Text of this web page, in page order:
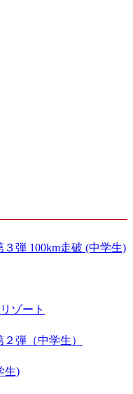
弾 100km走破 (中学生)
ゾート
弾（中学生）
生)